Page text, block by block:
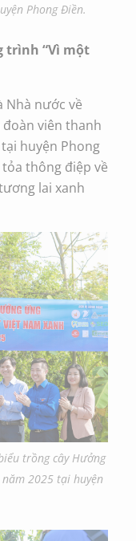
Phong Điền.
trình “Vì một
Nhà nước về
viên thanh
huyện Phong
thông điệp về
lai xanh
trồng cây Hưởng
2025 tại huyện